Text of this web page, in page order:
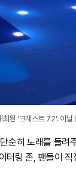
최된 '크레스트 72'. 이날
히 노래를 들려
터링 존, 팬들이